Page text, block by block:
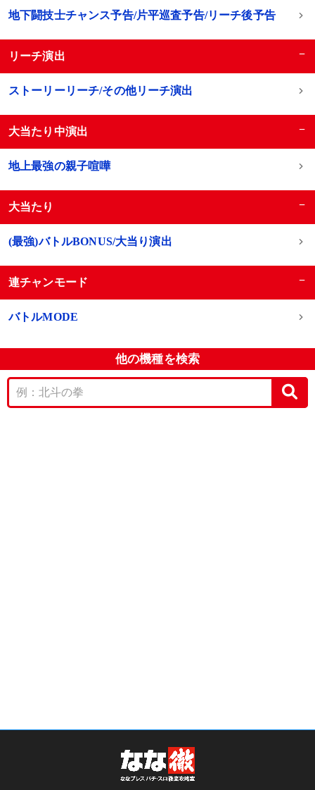
地下闘技士チャンス予告/片平巡査予告/リーチ後予告
リーチ演出 −
ストーリーリーチ/その他リーチ演出
大当たり中演出 −
地上最強の親子喧嘩
大当たり −
(最強)バトルBONUS/大当り演出
連チャンモード −
バトルMODE
他の機種を検索